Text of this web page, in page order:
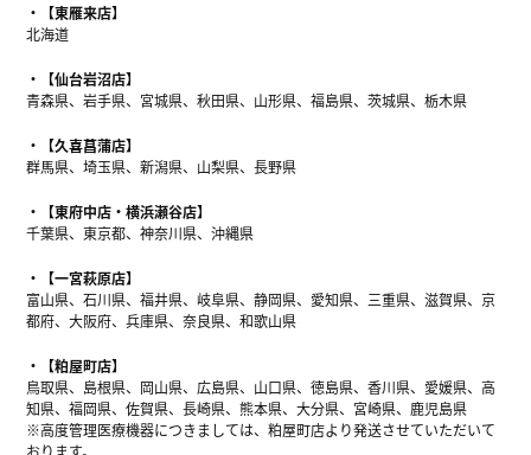
【東雁来店】
北海道
【仙台岩沼店】
青森県、岩手県、宮城県、秋田県、山形県、福島県、茨城県、栃木県
【久喜菖蒲店】
群馬県、埼玉県、新潟県、山梨県、長野県
【東府中店・横浜瀬谷店】
千葉県、東京都、神奈川県、沖縄県
【一宮萩原店】
富山県、石川県、福井県、岐阜県、静岡県、愛知県、三重県、滋賀県、京
都府、大阪府、兵庫県、奈良県、和歌山県
【粕屋町店】
鳥取県、島根県、岡山県、広島県、山口県、徳島県、香川県、愛媛県、高
知県、福岡県、佐賀県、長崎県、熊本県、大分県、宮崎県、鹿児島県
※高度管理医療機器につきましては、粕屋町店より発送させていただいて
おります。